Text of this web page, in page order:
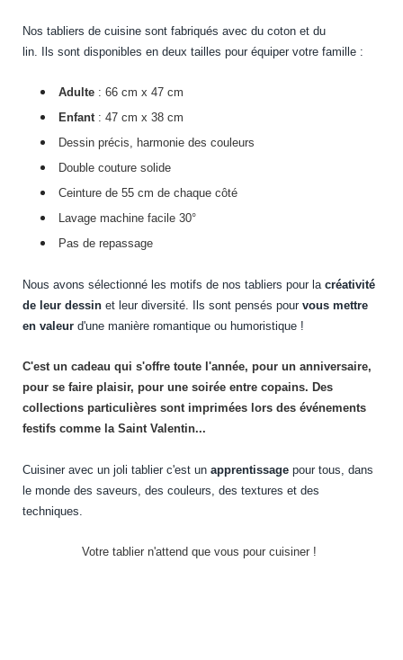
Nos tabliers de cuisine sont fabriqués avec du coton et du
lin. Ils sont disponibles en deux tailles pour équiper votre famille :
Adulte : 66 cm x 47 cm
Enfant : 47 cm x 38 cm
Dessin précis, harmonie des couleurs
Double couture solide
Ceinture de 55 cm de chaque côté
Lavage machine facile 30°
Pas de repassage
Nous avons sélectionné les motifs de nos tabliers pour la créativité
de leur dessin et leur diversité. Ils sont pensés pour vous mettre
en valeur d'une manière romantique ou humoristique !
C'est un cadeau qui s'offre toute l'année, pour un anniversaire,
pour se faire plaisir, pour une soirée entre copains. Des
collections particulières sont imprimées lors des événements
festifs comme la Saint Valentin...
Cuisiner avec un joli tablier c'est un apprentissage pour tous, dans
le monde des saveurs, des couleurs, des textures et des
techniques.
Votre tablier n'attend que vous pour cuisiner !